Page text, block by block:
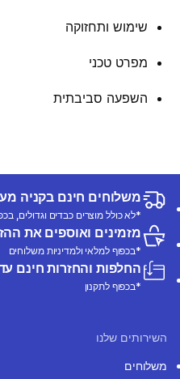
שימוש ותחזוקה
מפרט טכני
השפעה סביבתית
משלוחים חינם בקניה מעל 249
*לא כולל מוצרים כבדים וגדולים,
מזמינים ואוספים את
*בכפוף למלאי ולמדיניות משלוחים
החלפות והחזרות חינם עד 365 ימים ממועד
*בכפוף לתקנון
השירותים שלנו
משלוחים